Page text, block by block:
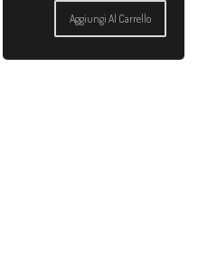
Aggiungi Al Carrello